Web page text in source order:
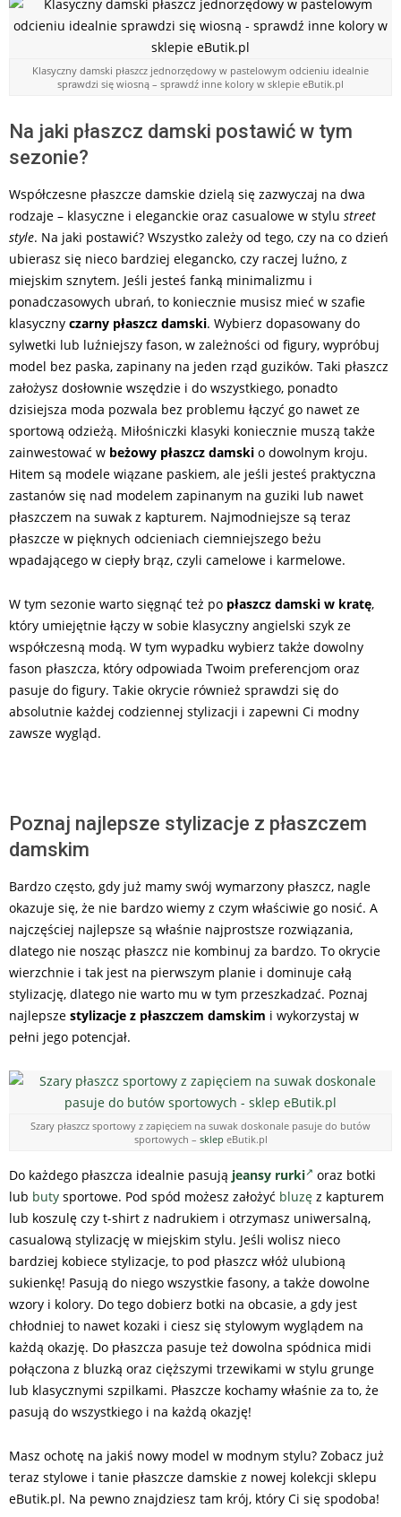
Klasyczny damski płaszcz jednorzędowy w pastelowym odcieniu idealnie
sprawdzi się wiosną – sprawdź inne kolory w sklepie eButik.pl
Na jaki płaszcz damski postawić w tym
sezonie?
Współczesne płaszcze damskie dzielą się zazwyczaj na dwa
rodzaje – klasyczne i eleganckie oraz casualowe w stylu street
style. Na jaki postawić? Wszystko zależy od tego, czy na co dzień
ubierasz się nieco bardziej elegancko, czy raczej luźno, z
miejskim sznytem. Jeśli jesteś fanką minimalizmu i
ponadczasowych ubrań, to koniecznie musisz mieć w szafie
klasyczny czarny płaszcz damski. Wybierz dopasowany do
sylwetki lub luźniejszy fason, w zależności od figury, wypróbuj
model bez paska, zapinany na jeden rząd guzików. Taki płaszcz
założysz dosłownie wszędzie i do wszystkiego, ponadto
dzisiejsza moda pozwala bez problemu łączyć go nawet ze
sportową odzieżą. Miłośniczki klasyki koniecznie muszą także
zainwestować w beżowy płaszcz damski o dowolnym kroju.
Hitem są modele wiązane paskiem, ale jeśli jesteś praktyczna
zastanów się nad modelem zapinanym na guziki lub nawet
płaszczem na suwak z kapturem. Najmodniejsze są teraz
płaszcze w pięknych odcieniach ciemniejszego beżu
wpadającego w ciepły brąz, czyli camelowe i karmelowe.
W tym sezonie warto sięgnąć też po płaszcz damski w kratę,
który umiejętnie łączy w sobie klasyczny angielski szyk ze
współczesną modą. W tym wypadku wybierz także dowolny
fason płaszcza, który odpowiada Twoim preferencjom oraz
pasuje do figury. Takie okrycie również sprawdzi się do
absolutnie każdej codziennej stylizacji i zapewni Ci modny
zawsze wygląd.
Poznaj najlepsze stylizacje z płaszczem
damskim
Bardzo często, gdy już mamy swój wymarzony płaszcz, nagle
okazuje się, że nie bardzo wiemy z czym właściwie go nosić. A
najczęściej najlepsze są właśnie najprostsze rozwiązania,
dlatego nie nosząc płaszcz nie kombinuj za bardzo. To okrycie
wierzchnie i tak jest na pierwszym planie i dominuje całą
stylizację, dlatego nie warto mu w tym przeszkadzać. Poznaj
najlepsze stylizacje z płaszczem damskim i wykorzystaj w
pełni jego potencjał.
Szary płaszcz sportowy z zapięciem na suwak doskonale pasuje do butów
sportowych – sklep eButik.pl
Do każdego płaszcza idealnie pasują jeansy rurki
oraz botki
lub buty sportowe. Pod spód możesz założyć bluzę z kapturem
lub koszulę czy t-shirt z nadrukiem i otrzymasz uniwersalną,
casualową stylizację w miejskim stylu. Jeśli wolisz nieco
bardziej kobiece stylizacje, to pod płaszcz włóż ulubioną
sukienkę! Pasują do niego wszystkie fasony, a także dowolne
wzory i kolory. Do tego dobierz botki na obcasie, a gdy jest
chłodniej to nawet kozaki i ciesz się stylowym wyglądem na
każdą okazję. Do płaszcza pasuje też dowolna spódnica midi
połączona z bluzką oraz cięższymi trzewikami w stylu grunge
lub klasycznymi szpilkami. Płaszcze kochamy właśnie za to, że
pasują do wszystkiego i na każdą okazję!
Masz ochotę na jakiś nowy model w modnym stylu? Zobacz już
teraz stylowe i tanie płaszcze damskie z nowej kolekcji sklepu
eButik.pl. Na pewno znajdziesz tam krój, który Ci się spodoba!